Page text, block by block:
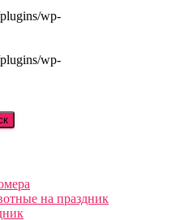
на праздник